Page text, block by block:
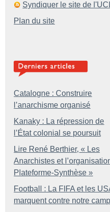
Syndiquer le site de
Plan du site
Catalogne : Construire
l’anarchisme organisé
Kanaky : La répression de
l’État colonial se poursuit
Lire René Berthier, « Les
Anarchistes et
Plateforme-Synthèse »
Football : La FIFA et les
marquent contre notre camp